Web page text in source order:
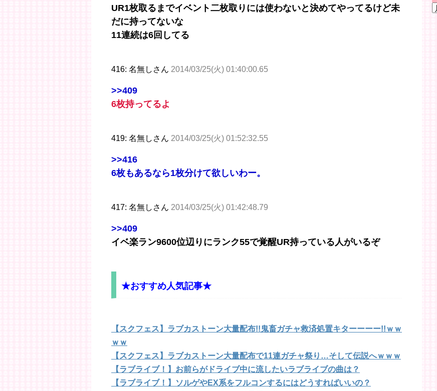
UR1枚取るまでイベント二枚取りには使わないと決めてやってるけど未
だに持ってないな
11連続は6回してる
416: 名無しさん 2014/03/25(火) 01:40:00.65
>>409
6枚持ってるよ
419: 名無しさん 2014/03/25(火) 01:52:32.55
>>416
6枚もあるなら1枚分けて欲しいわー。
417: 名無しさん 2014/03/25(火) 01:42:48.79
>>409
イベ楽ラン9600位辺りにランク55で覚醒UR持っている人がいるぞ
★おすすめ人気記事★
【スクフェス】ラブカストーン大量配布!!鬼畜ガチャ救済処置キターーーー!!ｗｗ
ｗｗ
【スクフェス】ラブカストーン大量配布で11連ガチャ祭り…そして伝説へｗｗｗ
【ラブライブ！】お前らがドライブ中に流したいラブライブの曲は？
【ラブライブ！】ソルゲやEX系をフルコンするにはどうすればいいの？